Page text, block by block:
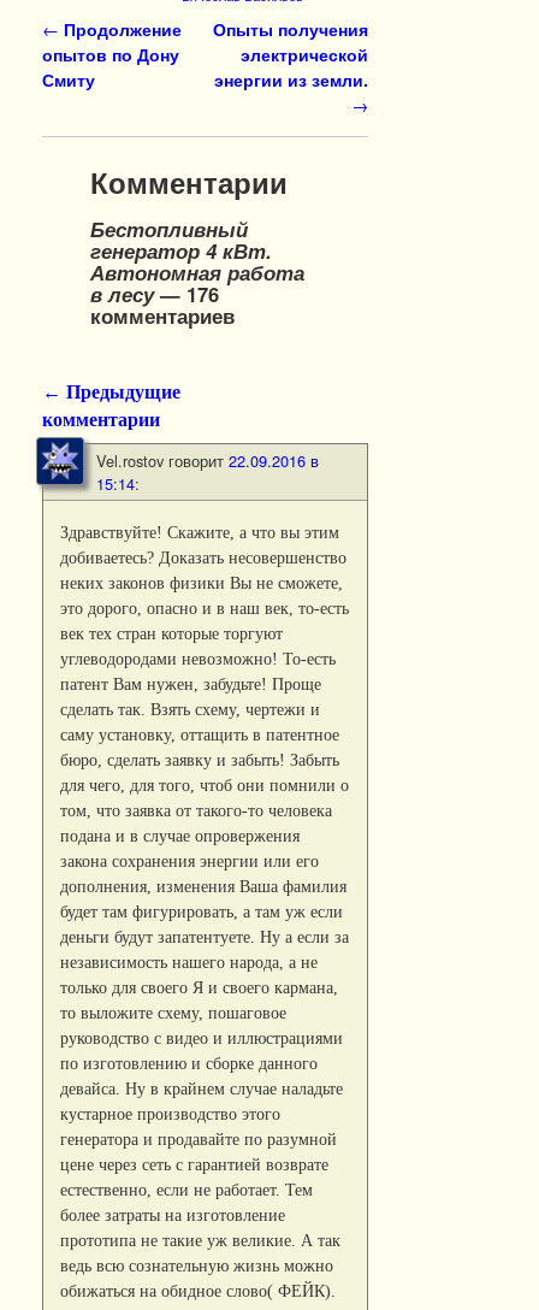
Навигация по записям
← Продолжение
опытов по Дону
Смиту
Опыты получения
электрической
энергии из земли.
→
Комментарии
Бестопливный
генератор 4 кВт.
Автономная работа
в лесу— 176
комментариев
Навигация по комментариям
← Предыдущие
комментарии
Vel.rostov говорит 22.09.2016 в
15:14:
Здравствуйте! Скажите, а что вы этим
добиваетесь? Доказать несовершенство
неких законов физики Вы не сможете,
это дорого, опасно и в наш век, то-есть
век тех стран которые торгуют
углеводородами невозможно! То-есть
патент Вам нужен, забудьте! Проще
сделать так. Взять схему, чертежи и
саму установку, оттащить в патентное
бюро, сделать заявку и забыть! Забыть
для чего, для того, чтоб они помнили о
том, что заявка от такого-то человека
подана и в случае опровержения
закона сохранения энергии или его
дополнения, изменения Ваша фамилия
будет там фигурировать, а там уж если
деньги будут запатентуете. Ну а если за
независимость нашего народа, а не
только для своего Я и своего кармана,
то выложите схему, пошаговое
руководство с видео и иллюстрациями
по изготовлению и сборке данного
девайса. Ну в крайнем случае наладьте
кустарное производство этого
генератора и продавайте по разумной
цене через сеть с гарантией возврате
естественно, если не работает. Тем
более затраты на изготовление
прототипа не такие уж великие. А так
ведь всю сознательную жизнь можно
обижаться на обидное слово( ФЕЙК).